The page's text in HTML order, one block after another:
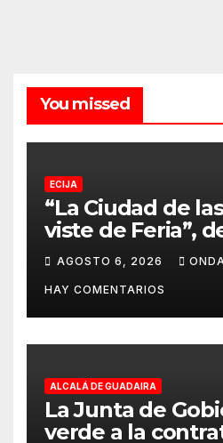
You missed
ECIJA
“La Ciudad de
viste de Feria”,
Flores, cartel
la Real Feria de
AGOSTO 6, 2026
HAY COMENTARIOS
ALCALÁ DE GUADAIRA
La Junta de
verde a la